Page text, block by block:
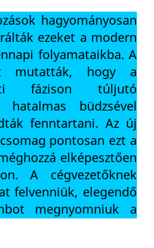
hagyományosan
ezeket a modern
folyamataikba. A
mutatták, hogy a
fázison túljutó
büdzsével
fenntartani. Az új
pontosan ezt a
elképesztően
A cégvezetőknek
felvenniük, elegendő
megnyomniuk a